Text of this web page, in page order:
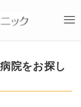
院をお探し